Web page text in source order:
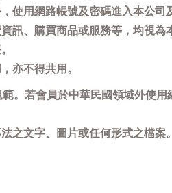
使用網路帳號及密碼進入本公司
訊、購買商品或服務等，均視為
亦不得共用。
。若會員於中華民國領域外使用
之文字、圖片或任何形式之檔案。